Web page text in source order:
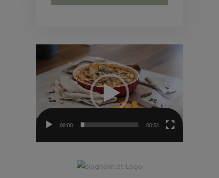
Video-
00:00 00:51